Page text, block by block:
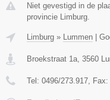
Niet gevestigd in de
provincie Limburg.
Limburg » Lummen
Broekstraat 1a, 3560
Tel: 0496/273.917, Fax: